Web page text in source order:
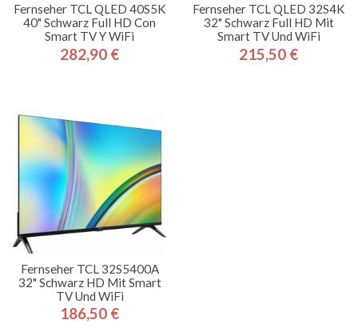
Fernseher TCL QLED 40S5K
40" Schwarz Full HD Con
Smart TV Y WiFi
Preis
282,90 €
Fernseher TCL QLED 32S4K
32" Schwarz Full HD Mit
Smart TV Und WiFi
Preis
215,50 €
Fernseher TCL 32S5400A
32" Schwarz HD Mit Smart
TV Und WiFi
Preis
186,50 €